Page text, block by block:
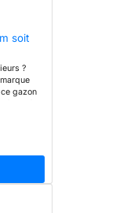
soit
?
gazon
le sol
gazon
-
: 4 m² -